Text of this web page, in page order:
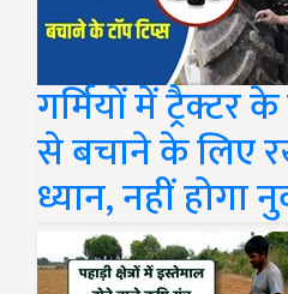
गर्मियों में ट्रैक्टर
से बचाने के लिए
ध्यान, नहीं होगा